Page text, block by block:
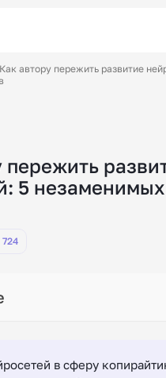
Как автору пережить развитие
пережить
5 незаменимых
724
в сферу